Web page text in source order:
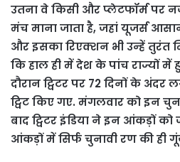
उतना वे किसी और प्लेटफॉर्म पर
मंच माना जाता है, जहां यूजर्स
और इसका रिएक्शन भी उन्हें तुरंत
कि हाल ही में देश के पांच राज्यों में
दौरान ट्विटर पर 72 दिनों के
ट्विट किए गए. मंगलवार को इन
बाद ट्विटर इंडिया ने इन आंकड़ों को
आंकड़ों में सिर्फ चुनावी रण की ही